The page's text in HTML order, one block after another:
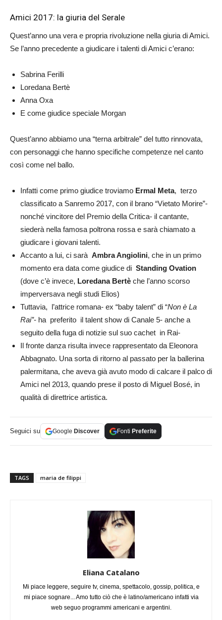
Amici 2017: la giuria del Serale
Quest’anno una vera e propria rivoluzione nella giuria di Amici.
Se l’anno precedente a giudicare i talenti di Amici c’erano:
Sabrina Ferilli
Loredana Bertè
Anna Oxa
E come giudice speciale Morgan
Quest’anno abbiamo una “terna arbitrale” del tutto rinnovata,
con personaggi che hanno specifiche competenze nel canto
così come nel ballo.
Infatti come primo giudice troviamo Ermal Meta, terzo
classificato a Sanremo 2017, con il brano “Vietato Morire”-
nonché vincitore del Premio della Critica- il cantante,
siederà nella famosa poltrona rossa e sarà chiamato a
giudicare i giovani talenti.
Accanto a lui, ci sarà Ambra Angiolini, che in un primo
momento era data come giudice di Standing Ovation
(dove c’è invece, Loredana Bertè che l’anno scorso
imperversava negli studi Elios)
Tuttavia, l’attrice romana- ex “baby talent” di “Non è La
Rai”- ha preferito il talent show di Canale 5- anche a
seguito della fuga di notizie sul suo cachet in Rai-
Il fronte danza risulta invece rappresentato da Eleonora
Abbagnato. Una sorta di ritorno al passato per la ballerina
palermitana, che aveva già avuto modo di calcare il palco di
Amici nel 2013, quando prese il posto di Miguel Bosé, in
qualità di direttrice artistica.
Seguici su Google Discover Fonti Preferite
TAGS maria de filippi
Eliana Catalano
Mi piace leggere, seguire tv, cinema, spettacolo, gossip, politica, e
mi piace sognare... Amo tutto ciò che è latino/americano infatti via
web seguo programmi americani e argentini.